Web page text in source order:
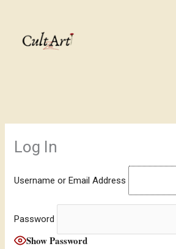
content
Log In
Username or Email Address
Password
Show Password